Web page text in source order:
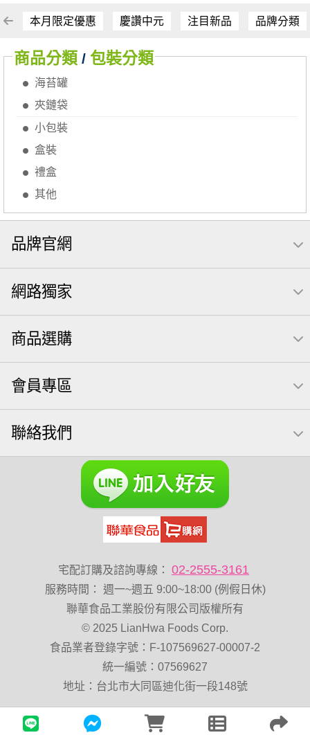
全聯 素食 萬歲開心果 桶裝堅果 椒鹽
薯條 飲 三角壽司海苔
【萬歲牌】每日堅果系列
萬歲牌 米果
VA 萬歲牌 總匯點心包(42gx20包)
減糖日記 全聯 南瓜子 素食 小魚干
無調味綜合堅果
蔓越梅
榛果 無加糖
魚 萬歲牌 蔓越莓 蜜汁腰果 寶咖咖 15g
飯卷專用海苔
脆片 綜合 中秋禮盒 味付
萬歲牌 堅果隨身包22入 Costco 萬歲牌堅果
飯糰 芝麻 穀物棒 全聯 核桃 拜拜箱 寶寶 海苔
卡廸那95℃薯條原味18克*5包
本月限定優惠 慶讚中元 注目新品 品牌分類
商品分類 / 包裝分類
海苔罐
夾鏈袋
小包裝
盒裝
禮盒
其他
品牌官網
網路獨家
商品選購
會員專區
聯絡我們
宅配訂購及諮詢專線： 02-2555-3161
服務時間 ：
週一~週五 9:00~18:00 (例假日休)
聯華食品工業股份有限公司版權所有
© 2025 LianHwa Foods Corp.
食品業者登錄字號：F-107569627-00007-2
統一編號：07569627
地址：台北市大同區迪化街一段148號